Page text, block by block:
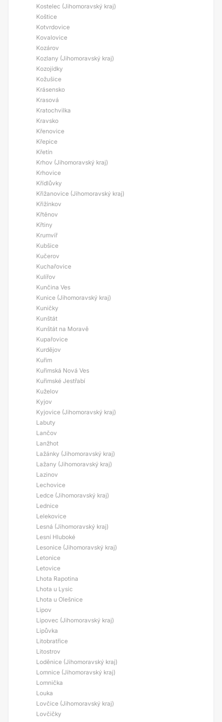
Kostelec (Jihomoravský kraj)
Koštice
Kotvrdovice
Kovalovice
Kozárov
Kozlany (Jihomoravský kraj)
Kozojídky
Kožušice
Krásensko
Krasová
Kratochvilka
Kravsko
Křenovice
Křepice
Křetín
Krhov (Jihomoravský kraj)
Krhovice
Křídlůvky
Křižanovice (Jihomoravský kraj)
Křižínkov
Křtěnov
Křtiny
Krumvíř
Kubšice
Kučerov
Kuchařovice
Kulířov
Kunčina Ves
Kunice (Jihomoravský kraj)
Kuničky
Kunštát
Kunštát na Moravě
Kupařovice
Kurdějov
Kuřim
Kuřimská Nová Ves
Kuřimské Jestřabí
Kuželov
Kyjov
Kyjovice (Jihomoravský kraj)
Labuty
Lančov
Lanžhot
Lažánky (Jihomoravský kraj)
Lažany (Jihomoravský kraj)
Lazinov
Lechovice
Ledce (Jihomoravský kraj)
Lednice
Lelekovice
Lesná (Jihomoravský kraj)
Lesní Hluboké
Lesonice (Jihomoravský kraj)
Letonice
Letovice
Lhota Rapotina
Lhota u Lysic
Lhota u Olešnice
Lipov
Lipovec (Jihomoravský kraj)
Lipůvka
Litobratřice
Litostrov
Loděnice (Jihomoravský kraj)
Lomnice (Jihomoravský kraj)
Lomnička
Louka
Lovčice (Jihomoravský kraj)
Lovčičky